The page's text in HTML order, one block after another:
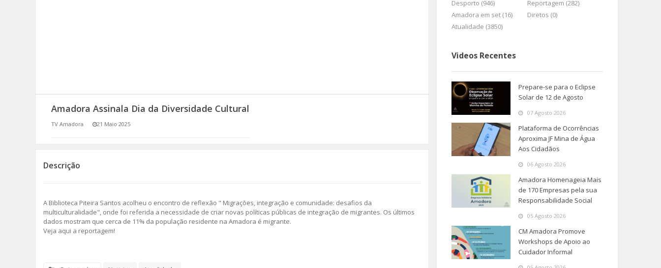
(RE) PENSAMENTOS
Amadora Assinala Dia da Diversidade Cultural
TV Amadora 21 Maio 2025
Descrição
A Biblioteca Piteira Santos acolheu o encontro de reflexão " Migrações, integração e comunidade: desafios da
multiculturalidade", onde foi referida a necessidade de criar novas políticas públicas de integração de migrantes. Os últimos
dados mostram que cerca de 11% da população residente na Amadora é migrante.
Veja aqui a reportagem!
Desporto (946)
Reportagem (282)
Amadora em set (16)
Diretos (0)
Atualidade (3850)
Videos Recentes
Prepare-se para o Eclipse
Solar de 12 de Agosto
07 Agosto 2026
Plataforma de Ocorrências
Aproxima JF Mina de Água
Aos Cidadãos
06 Agosto 2026
Amadora Homenageia Mais
de 170 Empresas pela sua
Responsabilidade Social
05 Agosto 2026
CM Amadora Promove
Workshops de Apoio ao
Cuidador Informal